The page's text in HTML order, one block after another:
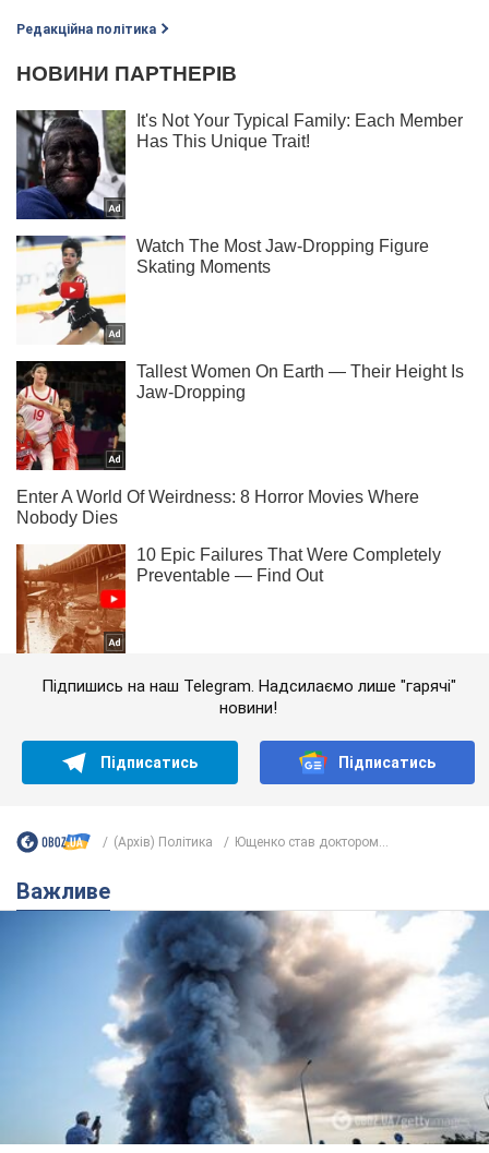
Редакційна політика
Підпишись на наш Telegram. Надсилаємо лише "гарячі"
новини!
Підписатись Підписатись
(Архів) Політика Ющенко став доктором...
Важливе